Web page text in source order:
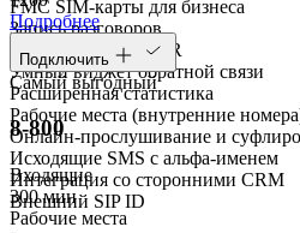
FMC SIM-карты для бизнеса
Запись разговоров
Голосовое меню IVR
Умный виджет обратной связи
Расширенная статистика
Рабочие места (внутренние
Онлайн-прослушивание и
Исходящие SMS с альфа-именем
Интеграция со сторонними CRM
Внешний SIP ID
Подробнее
Подключить
Самый выгодный
8-800
Входящие
300 мин
Рабочие места